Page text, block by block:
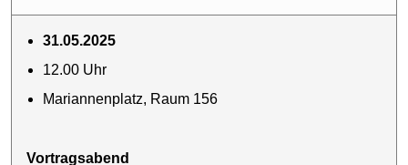
31.05.2025
12.00 Uhr
Mariannenplatz, Raum 156
Vortragsabend